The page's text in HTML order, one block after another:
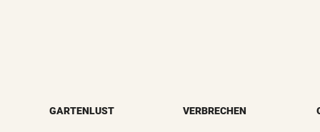
GARTENLUST VERBRECHEN